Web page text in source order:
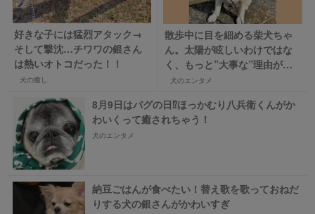
好きな子には猛烈アタック→
そして撃沈…チワワの銀さん
は熱いオトコだった！！
犬の癒し
散歩中に目を細める柴犬ちゃ
ん。太陽が眩しいわけではな
く、もっと”大事な”理由があ
りました！
犬のエンタメ
8月9日はパグの日⁉ほっかむり八兵衛くんがか
わいくって癒されちゃう！
犬のエンタメ
納豆ごはんが食べたい！替え歌を歌っておねだ
りする犬の銀さんがかわいすぎ